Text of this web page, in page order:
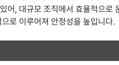
어, 대규모 조직에서 효율적으로
로 이루어져 안정성을 높입니다.